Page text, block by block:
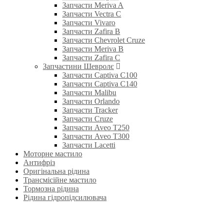
Запчасти Meriva A
Запчасти Vectra C
Запчасти Vivaro
Запчасти Zafira B
Запчасти Chevrolet Cruze
Запчасти Meriva B
Запчасти Zafira C
Запчастини Шевролє
Запчасти Captiva C100
Запчасти Captiva C140
Запчасти Malibu
Запчасти Orlando
Запчасти Tracker
Запчасти Cruze
Запчасти Aveo T250
Запчасти Aveo T300
Запчасти Lacetti
Моторне мастило
Антифріз
Оригінальна рідина
Трансмісійне мастило
Тормозна рідина
Рідина гідропідсилювача